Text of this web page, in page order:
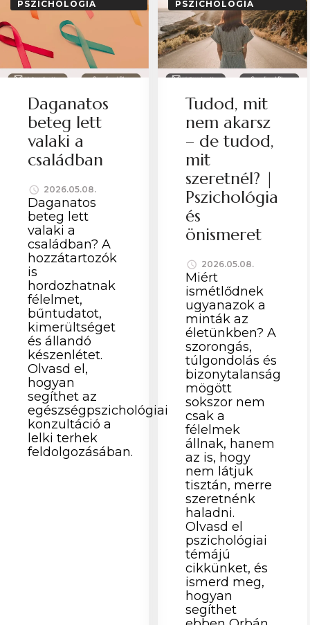
PSZICHOLÓGIA
Daganatos
beteg lett
valaki a
családban
2026.05.08.
Daganatos
beteg lett
valaki a
családban? A
hozzátartozók
is
hordozhatnak
félelmet,
bűntudatot,
kimerültséget
és állandó
készenlétet.
Olvasd el,
hogyan
segíthet az
egészségpszichológiai
konzultáció a
lelki terhek
feldolgozásában.
PSZICHOLÓGIA
Tudod, mit
nem akarsz
– de tudod,
mit
szeretnél? |
Pszichológia
és
önismeret
2026.05.08.
Miért
ismétlődnek
ugyanazok a
minták az
életünkben? A
szorongás,
túlgondolás és
bizonytalanság
mögött
sokszor nem
csak a
félelmek
állnak, hanem
az is, hogy
nem látjuk
tisztán, merre
szeretnénk
haladni.
Olvasd el
pszichológiai
témájú
cikkünket, és
ismerd meg,
hogyan
segíthet